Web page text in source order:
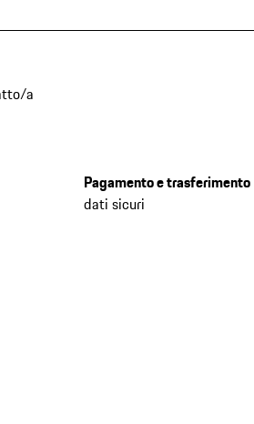
a
Pagamento e trasferimento
dati sicuri